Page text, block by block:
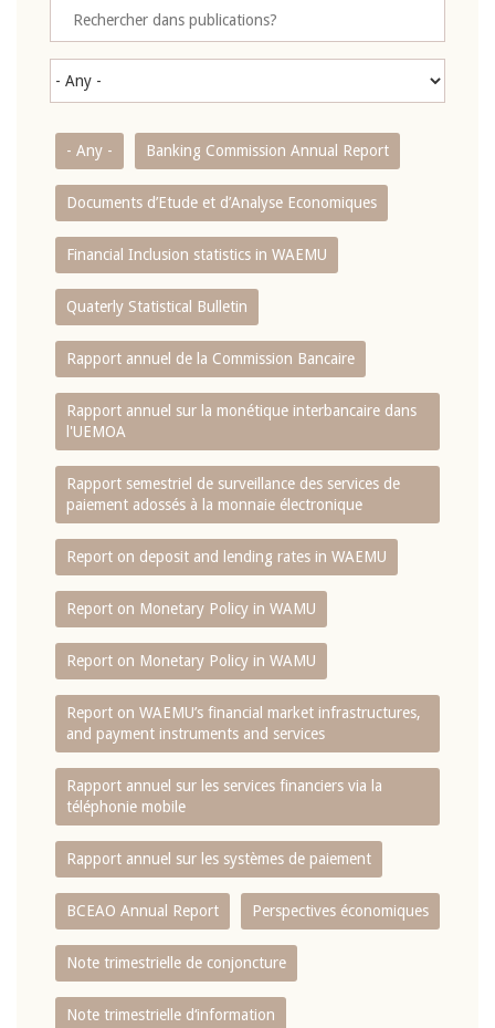
- Any - Banking Commission Annual Report
Documents d’Etude et d’Analyse Economiques
Financial Inclusion statistics in WAEMU
Quaterly Statistical Bulletin
Rapport annuel de la Commission Bancaire
Rapport annuel sur la monétique interbancaire dans
l'UEMOA
Rapport semestriel de surveillance des services de
paiement adossés à la monnaie électronique
Report on deposit and lending rates in WAEMU
Report on Monetary Policy in WAMU
Report on Monetary Policy in WAMU
Report on WAEMU’s financial market infrastructures,
and payment instruments and services
Rapport annuel sur les services financiers via la
téléphonie mobile
Rapport annuel sur les systèmes de paiement
BCEAO Annual Report Perspectives économiques
Note trimestrielle de conjoncture
Note trimestrielle d‘information